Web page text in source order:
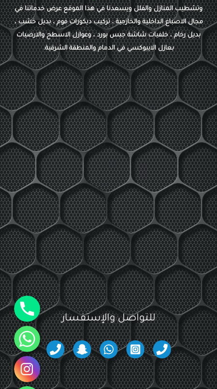
وتشطيب المنازل والفلل ويسعدنا في هذا الموقع عرض خدماتنا في
مجال الاصباغ الداخلية والخارجية ، تركيب ديكورات فوم ، بديل خشب ،
بديل رخام ، خلفيات شاشة جبس بورد ، وعوازل الاسطح والارضيات
بعازل الايبوكسي في الدمام والمنطقة الشرقية.
للتواصل والإستفسار
جوال
واتساب
انستقرام
واتساب